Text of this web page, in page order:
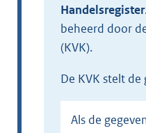
Handelsregister
beheerd door
(KVK).
de KVK stelt
Als de